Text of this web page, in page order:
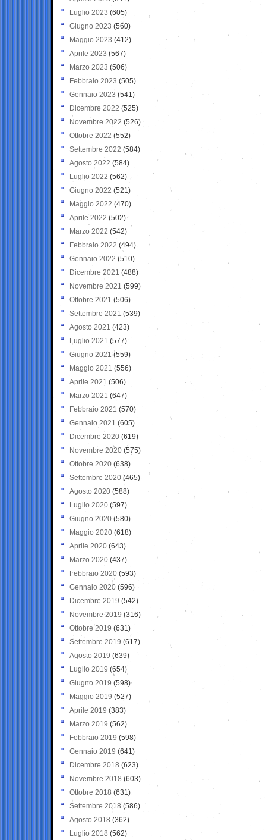
Luglio 2023 (605)
Giugno 2023 (560)
Maggio 2023 (412)
Aprile 2023 (567)
Marzo 2023 (506)
Febbraio 2023 (505)
Gennaio 2023 (541)
Dicembre 2022 (525)
Novembre 2022 (526)
Ottobre 2022 (552)
Settembre 2022 (584)
Agosto 2022 (584)
Luglio 2022 (562)
Giugno 2022 (521)
Maggio 2022 (470)
Aprile 2022 (502)
Marzo 2022 (542)
Febbraio 2022 (494)
Gennaio 2022 (510)
Dicembre 2021 (488)
Novembre 2021 (599)
Ottobre 2021 (506)
Settembre 2021 (539)
Agosto 2021 (423)
Luglio 2021 (577)
Giugno 2021(559)
Maggio 2021 (556)
Aprile 2021 (506)
Marzo 2021 (647)
Febbraio 2021 (570)
Gennaio 2021 (605)
Dicembre 2020 (619)
Novembre 2020 (575)
Ottobre 2020 (638)
Settembre 2020(465)
Agosto 2020 (588)
Luglio 2020 (597)
Giugno 2020 (580)
Maggio 2020 (618)
Aprile 2020 (643)
Marzo 2020 (437)
Febbraio 2020 (593)
Gennaio 2020 (596)
Dicembre 2019 (542)
Novembre 2019 (316)
Ottobre 2019 (631)
Settembre 2019 (617)
Agosto 2019 (639)
Luglio 2019 (654)
Giugno 2019 (598)
Maggio 2019 (527)
Aprile 2019 (383)
Marzo 2019 (562)
Febbraio 2019 (598)
Gennaio 2019 (641)
Dicembre 2018 (623)
Novembre 2018 (603)
Ottobre 2018 (631)
Settembre 2018 (586)
Agosto 2018 (362)
Luglio 2018 (562)